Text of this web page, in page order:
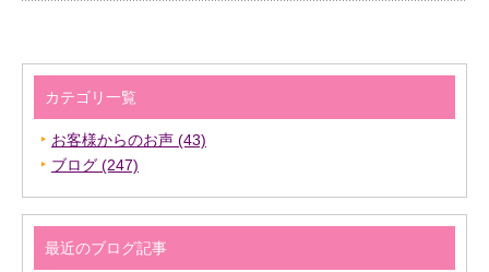
カテゴリ一覧
お客様からのお声 (43)
ブログ (247)
最近のブログ記事